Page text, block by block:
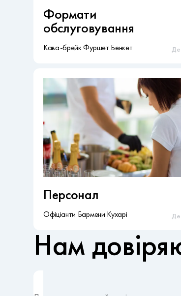
Формати
обслуговування
Кава-брейк Фуршет Бенкет
Персонал
Офіціанти Бармени Кухарі
Нам